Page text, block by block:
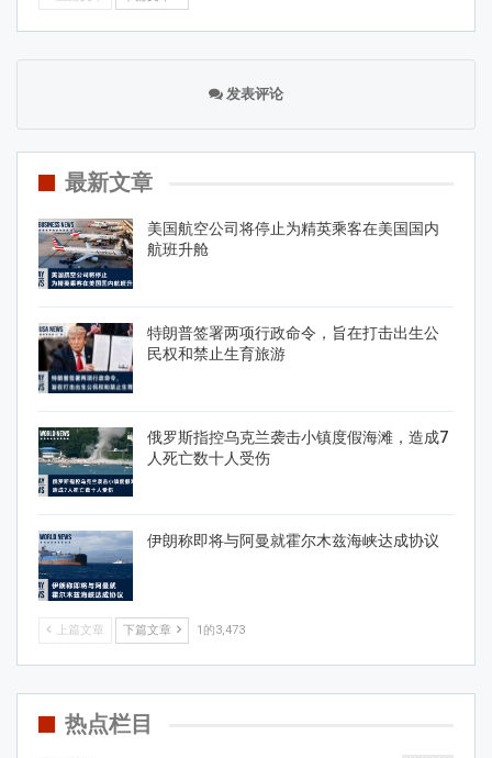
发表评论
最新文章
美国航空公司将停止为精英乘客在美国国内
航班升舱
特朗普签署两项行政命令，旨在打击出生公
民权和禁止生育旅游
俄罗斯指控乌克兰袭击小镇度假海滩，造成7
人死亡数十人受伤
伊朗称即将与阿曼就霍尔木兹海峡达成协议
上篇文章 下篇文章 1的3,473
热点栏目